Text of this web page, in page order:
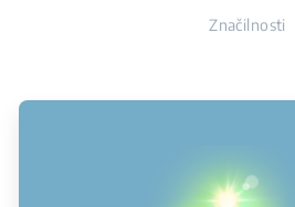
Značilnosti